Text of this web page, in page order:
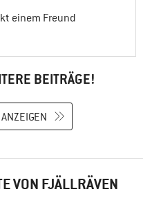
einem Freund
BEITRÄGE!
VON FJÄLLRÄVEN